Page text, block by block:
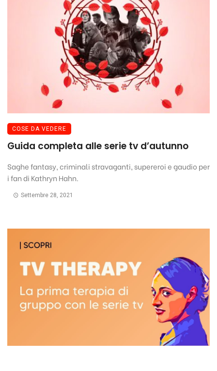
COSE DA VEDERE
Guida completa alle serie tv d’autunno
Saghe fantasy, criminali stravaganti, supereroi e gaudio per
i fan di Kathryn Hahn.
Settembre 28, 2021